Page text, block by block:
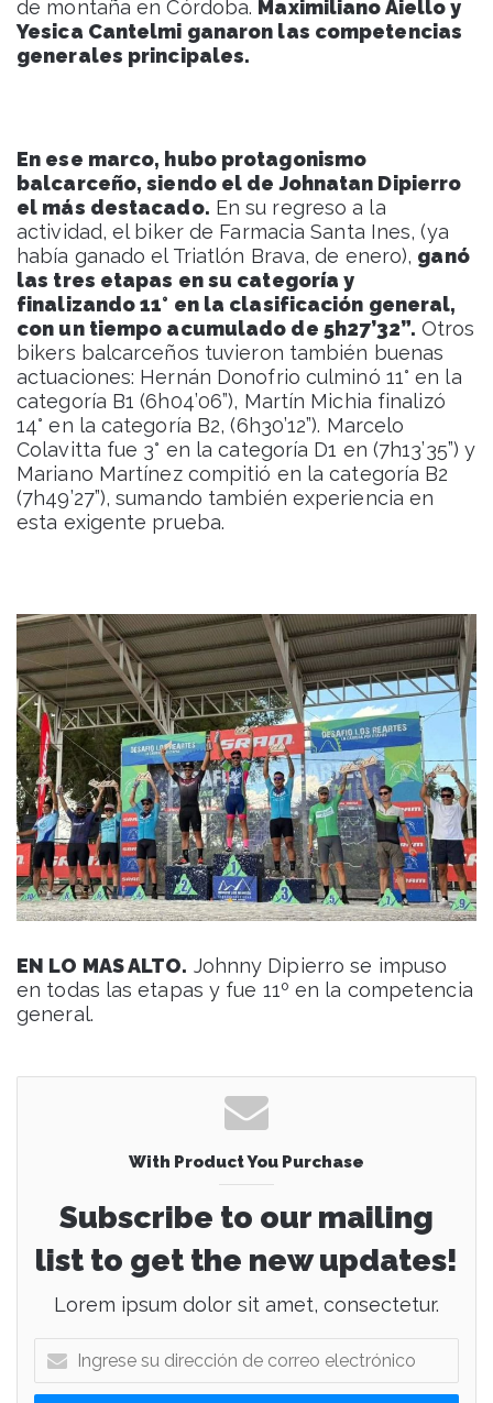
de montaña en Córdoba. Maximiliano Aiello y
Yesica Cantelmi ganaron las competencias
generales principales.
En ese marco, hubo protagonismo
balcarceño, siendo el de Johnatan Dipierro
el más destacado. En su regreso a la
actividad, el biker de Farmacia Santa Ines, (ya
había ganado el Triatlón Brava, de enero), ganó
las tres etapas en su categoría y
finalizando 11° en la clasificación general,
con un tiempo acumulado de 5h27’32”. Otros
bikers balcarceños tuvieron también buenas
actuaciones: Hernán Donofrio culminó 11° en la
categoría B1 (6h04’06”), Martín Michia finalizó
14° en la categoría B2, (6h30’12”). Marcelo
Colavitta fue 3° en la categoría D1 en (7h13’35”) y
Mariano Martínez compitió en la categoría B2
(7h49’27”), sumando también experiencia en
esta exigente prueba.
EN LO MAS ALTO. Johnny Dipierro se impuso
en todas las etapas y fue 11º en la competencia
general.
With Product You Purchase
Subscribe to our mailing
list to get the new updates!
Lorem ipsum dolor sit amet, consectetur.
g